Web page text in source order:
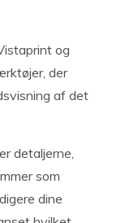
og
der
af det
detaljerne,
som
dine